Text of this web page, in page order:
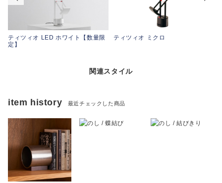
ティツィオ LED ホワイト【数量限
定】
ティツィオ ミクロ
関連スタイル
item history 最近チェックした商品